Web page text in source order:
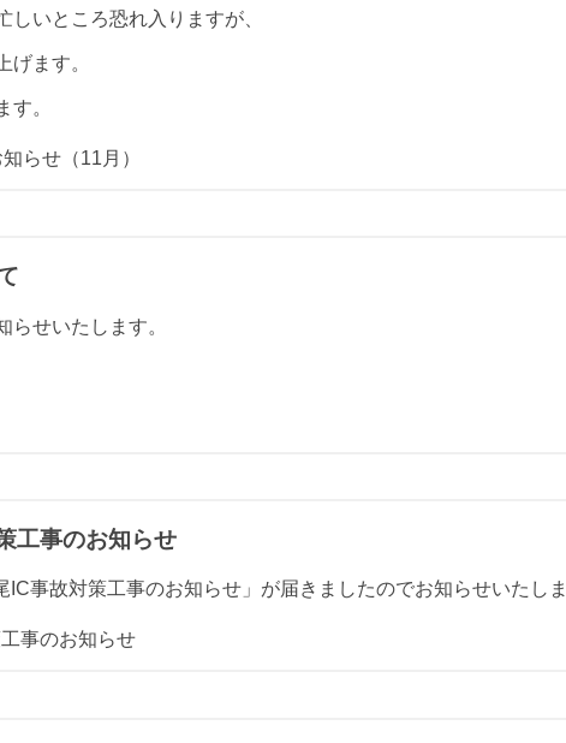
いところ恐れ入りますが、
げます。
す。
らせ（11月）
らせいたします。
工事のお知らせ
事故対策工事のお知らせ」が届きましたのでお知らせいたしま
事のお知らせ